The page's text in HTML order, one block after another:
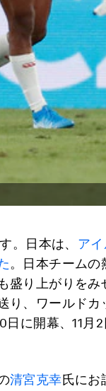
。日本は、 アイ
。日本チームの
盛り上がりをみ
り、ワールドカ
に開幕、11月2
清宮克幸氏にお